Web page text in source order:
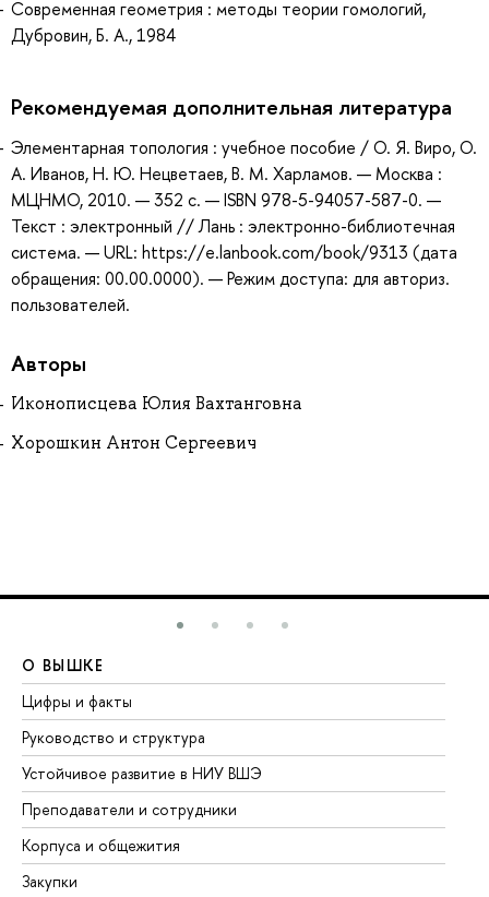
Современная геометрия : методы теории гомологий,
Дубровин, Б. А., 1984
Рекомендуемая дополнительная литература
Элементарная топология : учебное пособие / О. Я. Виро, О.
А. Иванов, Н. Ю. Нецветаев, В. М. Харламов. — Москва :
МЦНМО, 2010. — 352 с. — ISBN 978-5-94057-587-0. —
Текст : электронный // Лань : электронно-библиотечная
система. — URL: https://e.lanbook.com/book/9313 (дата
обращения: 00.00.0000). — Режим доступа: для авториз.
пользователей.
Авторы
Иконописцева Юлия Вахтанговна
Хорошкин Антон Сергеевич
О ВЫШКЕ
Цифры и факты
Руководство и структура
Устойчивое развитие в НИУ ВШЭ
Преподаватели и сотрудники
Корпуса и общежития
Закупки